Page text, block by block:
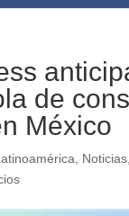
de
México
Noticias,